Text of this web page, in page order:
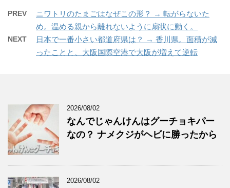
PREV
ニワトリのたまごはなぜこの形？ → 転がらないた
め。温める親から離れないように扇状に動く。
NEXT
日本で一番小さい都道府県は？ → 香川県。面積が減
ったことと、大阪国際空港で大阪が増えて逆転
2026/08/02
なんでじゃんけんはグーチョキパー
なの？ ナメクジがヘビに勝ったから
2026/08/02